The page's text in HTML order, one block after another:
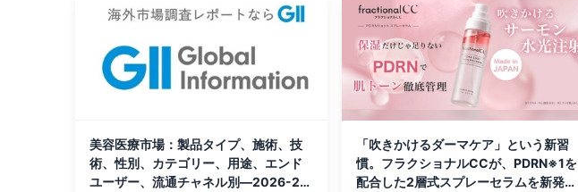
美容医療市場：製品タイプ、施術、技
術、性別、カテゴリー、用途、エンド
ユーザー、流通チャネル別―2026-20
「吹きかけるダーマケア」という新習
慣。フラクショナルCCが、PDRN※1を
配合した2層式スプレーセラムを新発